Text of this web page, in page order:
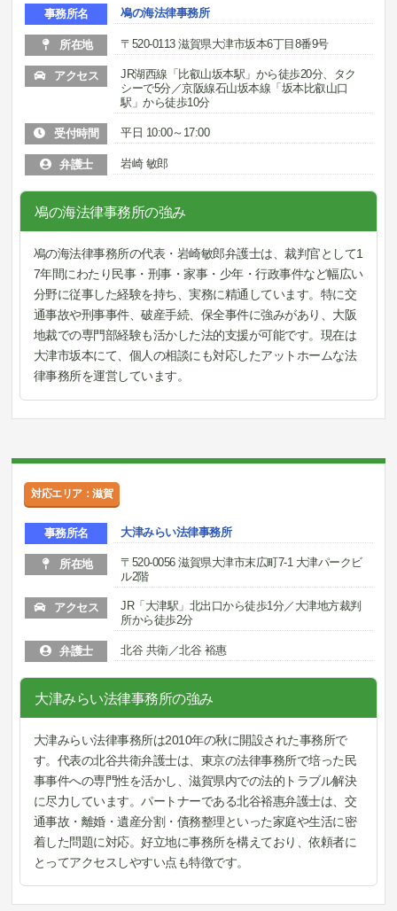
事務所名 鳰の海法律事務所
所在地 〒520-0113 滋賀県大津市坂本6丁目8番9号
アクセス
JR湖西線「比叡山坂本駅」から徒歩20分、タク
シーで5分／京阪線石山坂本線「坂本比叡山口
駅」から徒歩10分
受付時間 平日 10:00～17:00
弁護士 岩崎 敏郎
鳰の海法律事務所の強み
鳰の海法律事務所の代表・岩崎敏郎弁護士は、裁判官として1
7年間にわたり民事・刑事・家事・少年・行政事件など幅広い
分野に従事した経験を持ち、実務に精通しています。特に交
通事故や刑事事件、破産手続、保全事件に強みがあり、大阪
地裁での専門部経験も活かした法的支援が可能です。現在は
大津市坂本にて、個人の相談にも対応したアットホームな法
律事務所を運営しています。
対応エリア：滋賀
事務所名 大津みらい法律事務所
所在地
〒520-0056 滋賀県大津市末広町7-1 大津パークビ
ル2階
アクセス
JR「大津駅」北出口から徒歩1分／大津地方裁判
所から徒歩2分
弁護士 北谷 共衛／北谷 裕惠
大津みらい法律事務所の強み
大津みらい法律事務所は2010年の秋に開設された事務所で
す。代表の北谷共衛弁護士は、東京の法律事務所で培った民
事事件への専門性を活かし、滋賀県内での法的トラブル解決
に尽力しています。パートナーである北谷裕惠弁護士は、交
通事故・離婚・遺産分割・債務整理といった家庭や生活に密
着した問題に対応。好立地に事務所を構えており、依頼者に
とってアクセスしやすい点も特徴です。